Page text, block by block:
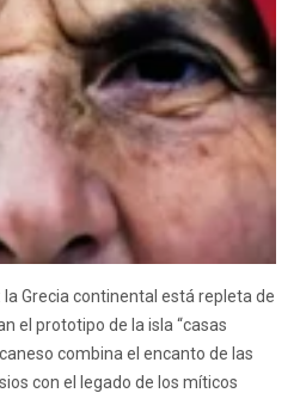
la Grecia continental está repleta de
el prototipo de la isla “casas
combina el encanto de las
con el legado de los míticos